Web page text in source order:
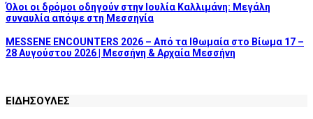
Όλοι οι δρόμοι οδηγούν στην Ιουλία Καλλιμάνη: Μεγάλη
συναυλία απόψε στη Μεσσηνία
MESSENE ENCOUNTERS 2026 – Από τα Ιθωμαία στο Βίωμα 17 –
28 Αυγούστου 2026 | Μεσσήνη & Αρχαία Μεσσήνη
ΕΙΔΗΣΟΥΛΕΣ